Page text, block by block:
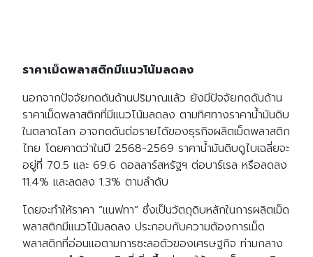
ราคาเม็ดพลาสติกมีแนวโน้มลดลง
นอกจากปัจจัยกดดันด้านปริมาณแล้ว ยังมีปัจจัยกดดันด้าน
ราคาเม็ดพลาสติกที่มีแนวโน้มลดลง ตามทิศทางราคาน้ำมันดิบ
ในตลาดโลก อาจกดดันต่อรายได้ของธุรกิจผลิตเม็ดพลาสติก
ไทย โดยคาดว่าในปี 2568-2569 ราคาน้ำมันดิบดูไบเฉลี่ยจะ
อยู่ที่ 70.5 และ 69.6 ดอลลาร์สหรัฐฯ ต่อบาร์เรล หรือลดลง
11.4% และลดลง 1.3% ตามลำดับ
โดยจะทำให้ราคา “แนฟทา” ซึ่งเป็นวัตถุดิบหลักในการผลิตเม็ด
พลาสติกมีแนวโน้มลดลง ประกอบกับความต้องการเม็ด
พลาสติกที่อ่อนแอตามการชะลอตัวของเศรษฐกิจ ท่ามกลาง